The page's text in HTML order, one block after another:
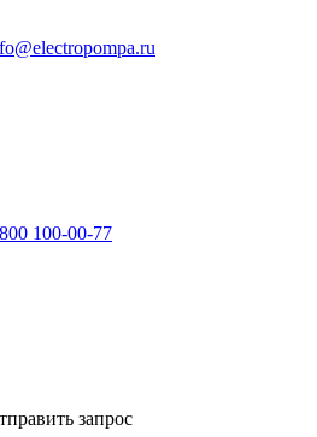
100-00-77
запрос